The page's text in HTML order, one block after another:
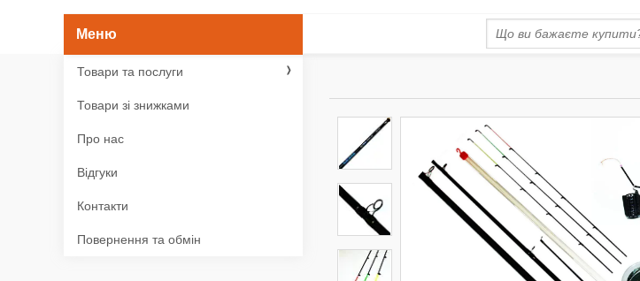
Товари та послуги
Товари зі знижками
Про нас
Відгуки
Контакти
Повернення та обмін